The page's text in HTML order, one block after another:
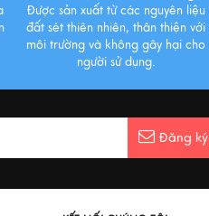
Chọn Cà Phê Pha Phin
Được sản xuất từ các nguyên liệu
đất sét thiên nhiên, thân thiện với
môi trường và không gây hại cho
người sử dụng.
Đăng ký